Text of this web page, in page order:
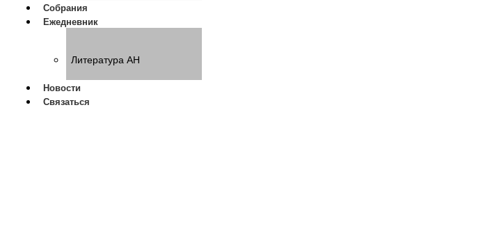
Собрания
Ежедневник
Литература АН
Новости
Связаться